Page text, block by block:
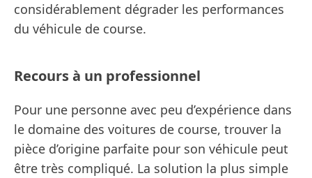
considérablement dégrader les performances
du véhicule de course.
Recours à un professionnel
Pour une personne avec peu d’expérience dans
le domaine des voitures de course, trouver la
pièce d’origine parfaite pour son véhicule peut
être très compliqué. La solution la plus simple